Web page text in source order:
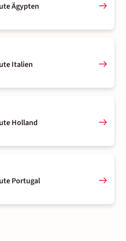
Ägypten
Italien
Holland
Portugal